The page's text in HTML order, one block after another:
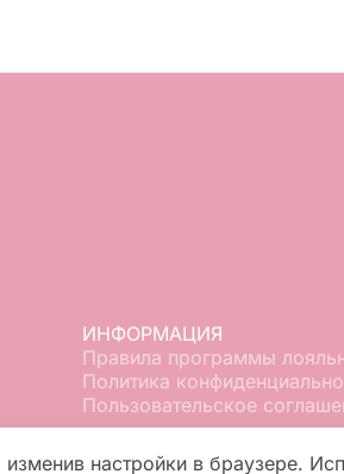
ИНФОРМАЦИЯ
Правила программы
Политика
Пользовательское
настройки в браузере.